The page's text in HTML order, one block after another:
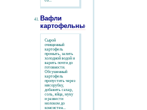
Вафли
картофельные
Сырой
очищенный
картофель
промыть, залить
холодной водой и
варить почти до
готовности.
Обсушенный
картофель
пропустить через
мясорубку,
добавить сахар,
соль, яйца, муку
и развести
молоком до
консистен...